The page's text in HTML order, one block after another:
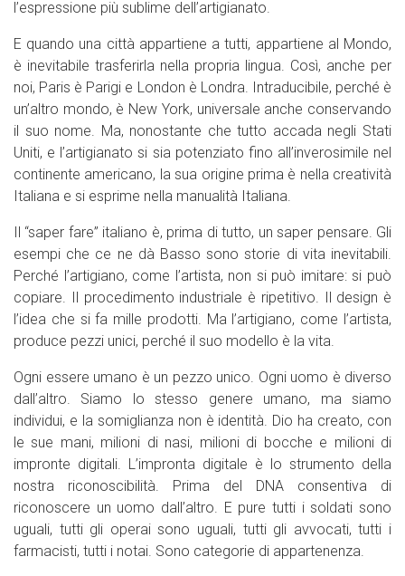
l’espressione più sublime dell’artigianato.
E quando una città appartiene a tutti, appartiene al Mondo,
è inevitabile trasferirla nella propria lingua. Così, anche per
noi, Paris è Parigi e London è Londra. Intraducibile, perché è
un’altro mondo, è New York, universale anche conservando
il suo nome. Ma, nonostante che tutto accada negli Stati
Uniti, e l’artigianato si sia potenziato fino all’inverosimile nel
continente americano, la sua origine prima è nella creatività
Italiana e si esprime nella manualità Italiana.
Il “saper fare” italiano è, prima di tutto, un saper pensare. Gli
esempi che ce ne dà Basso sono storie di vita inevitabili.
Perché l’artigiano, come l’artista, non si può imitare: si può
copiare. Il procedimento industriale è ripetitivo. Il design è
l’idea che si fa mille prodotti. Ma l’artigiano, come l’artista,
produce pezzi unici, perché il suo modello è la vita.
Ogni essere umano è un pezzo unico. Ogni uomo è diverso
dall’altro. Siamo lo stesso genere umano, ma siamo
individui, e la somiglianza non è identità. Dio ha creato, con
le sue mani, milioni di nasi, milioni di bocche e milioni di
impronte digitali. L’impronta digitale è lo strumento della
nostra riconoscibilità. Prima del DNA consentiva di
riconoscere un uomo dall’altro. E pure tutti i soldati sono
uguali, tutti gli operai sono uguali, tutti gli avvocati, tutti i
farmacisti, tutti i notai. Sono categorie di appartenenza.